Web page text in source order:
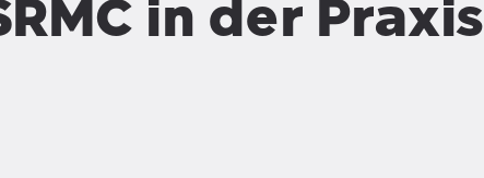
in der Praxis